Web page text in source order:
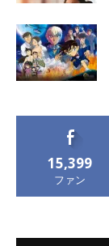
15,399
ファン